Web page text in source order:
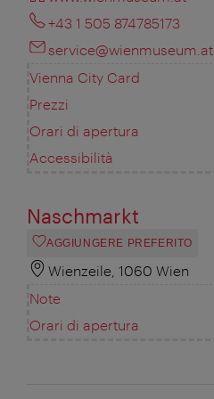
+43 1 505 874785173
service@wienmuseum.at
Vienna City Card
Prezzi
Orari di apertura
Accessibilità
Naschmarkt
AGGIUNGERE PREFERITO
Wienzeile, 1060 Wien
Note
Orari di apertura